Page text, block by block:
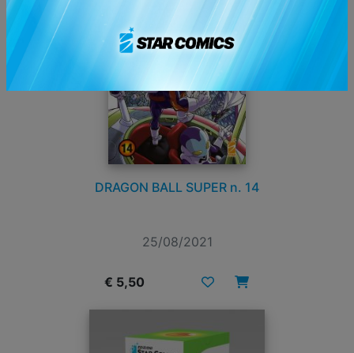
DRAGON BALL SUPER n. 14
25/08/2021
€ 5,50